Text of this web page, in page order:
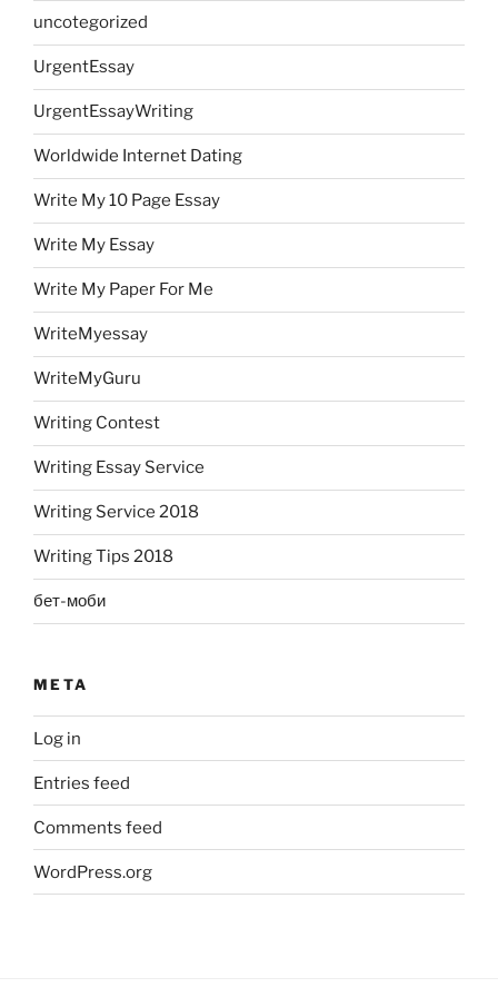
uncotegorized
UrgentEssay
UrgentEssayWriting
Worldwide Internet Dating
Write My 10 Page Essay
Write My Essay
Write My Paper For Me
WriteMyessay
WriteMyGuru
Writing Contest
Writing Essay Service
Writing Service 2018
Writing Tips 2018
бет-моби
META
Log in
Entries feed
Comments feed
WordPress.org